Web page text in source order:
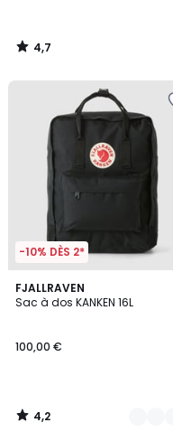
4,7
/
-10% DÈS 2*
FJALLRAVEN
Sac à dos KANKEN 16L
100,00 €
4,2
/ 5
3
Couleurs
4,2
/